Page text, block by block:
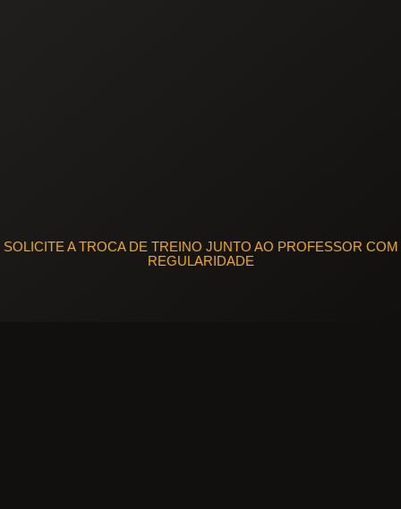
SOLICITE A TROCA DE TREINO JUNTO AO PROFESSOR COM
REGULARIDADE